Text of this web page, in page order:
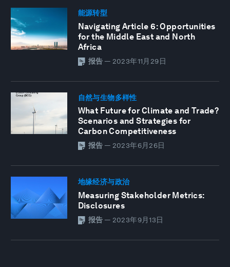
能源转型
Navigating Article 6: Opportunities
for the Middle East and North
Africa
报告 — 2023年11月29日
自然与生物多样性
What Future for Climate and Trade?
Scenarios and Strategies for
Carbon Competitiveness
报告 — 2023年6月26日
地缘经济与政治
Measuring Stakeholder Metrics:
Disclosures
报告 — 2023年9月13日